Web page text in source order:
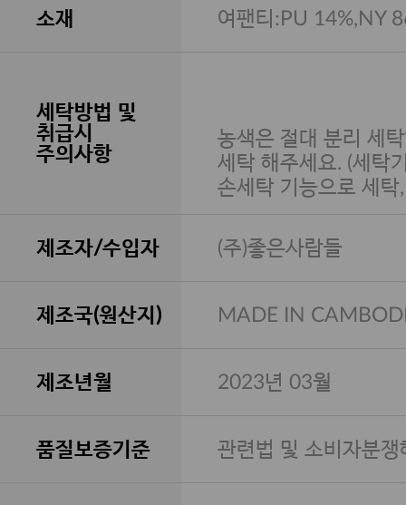
소재 여팬티:PU 14%,NY
세탁방법 및
취급시
주의사항
농색은 절대 분리 세
세탁 해주세요. (세탁
손세탁 기능으로 세탁
제조자/수입자 (주)좋은사람들
제조국(원산지) MADE IN
제조년월 2023년 03월
품질보증기준 관련법 및 소비자분